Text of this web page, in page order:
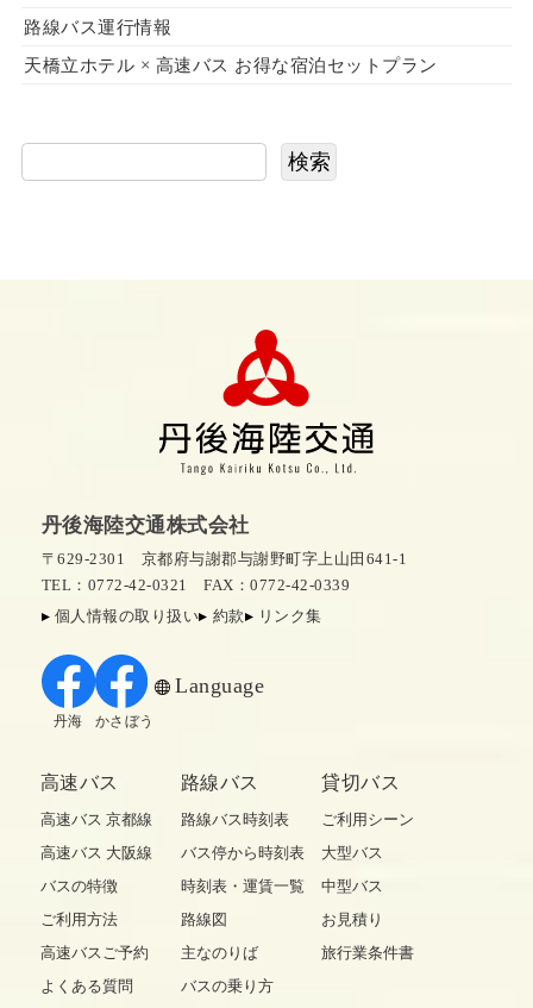
路線バス運行情報
天橋立ホテル × 高速バス お得な宿泊セットプラン
検索
丹後海陸交通株式会社
〒629-2301 京都府与謝郡与謝野町字上山田641-1
TEL：0772-42-0321
FAX：0772-42-0339
個人情報の取り扱い
約款 リンク集
Language
丹海 かさぼう
高速バス
高速バス 京都線
高速バス 大阪線
バスの特徴
ご利用方法
高速バスご予約
よくある質問
路線バス
路線バス時刻表
バス停から時刻表
時刻表・運賃一覧
路線図
主なのりば
バスの乗り方
貸切バス
ご利用シーン
大型バス
中型バス
お見積り
旅行業条件書